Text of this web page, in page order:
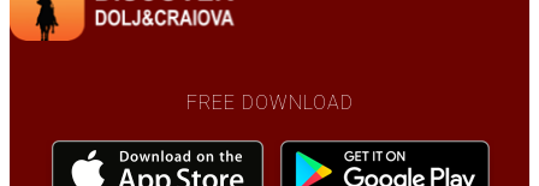
FREE DOWNLOAD